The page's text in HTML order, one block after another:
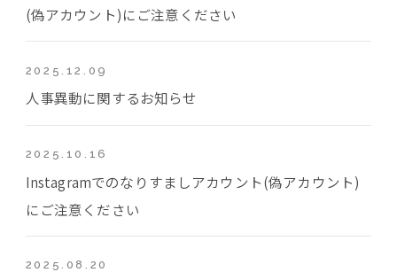
(偽アカウント)にご注意ください
2025.12.09
人事異動に関するお知らせ
2025.10.16
Instagramでのなりすましアカウント(偽アカウント)
にご注意ください
2025.08.20